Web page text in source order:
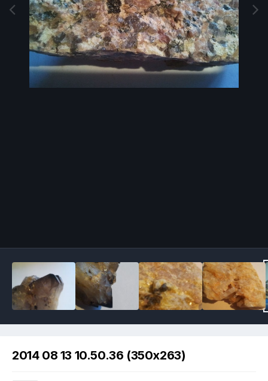
2014 08 13 10.50.36 (350x263)